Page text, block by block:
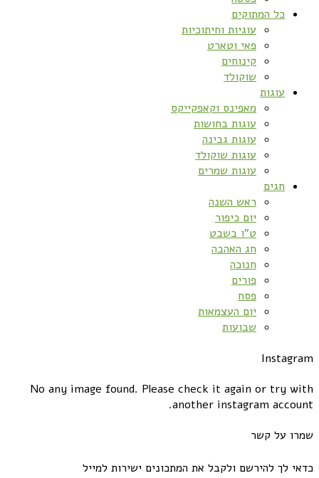
כל המתוקים
עוגיות וחיתוכיות
פאי וטארט
קינוחים
שוקולד
עוגות
מאפינס וקאפקייקס
עוגות בחושות
עוגות גבינה
עוגות שוקולד
עוגות שמרים
חגים
ראש השנה
יום כיפור
ט”ו בשבט
חג האהבה
חנוכה
פורים
פסח
יום העצמאות
שבועות
Instagram
No any image found. Please check it again or try with
another instagram account.
שמרו על קשר
כדאי לך להירשם ולקבל את המתכונים ישירות למייל